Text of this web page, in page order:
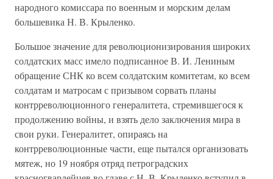
народного комиссара по военным и морским делам
большевика Н. В. Крыленко.
Большое значение для революционизирования широких
солдатских масс имело подписанное В. И. Лениным
обращение СНК ко всем солдатским комитетам, ко всем
солдатам и матросам с призывом сорвать планы
контрреволюционного генералитета, стремившегося к
продолжению войны, и взять дело заключения мира в
свои руки. Генералитет, опираясь на
контрреволюционные части, еще пытался организовать
мятеж, но 19 ноября отряд петроградских